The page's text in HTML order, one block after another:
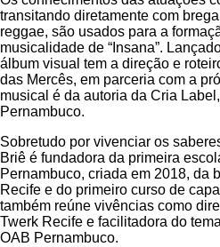
transitando diretamente com
reggae, são usados para a
musicalidade de “Insana”.
álbum visual tem a direção e
das Mercês, em parceria com a
musical é da autoria da Cria
Pernambuco.
Sobretudo por vivenciar os
Briê é fundadora da primeira
Pernambuco, criada em 2018, da
Recife e do primeiro curso de
também reúne vivências como
Twerk Recife e facilitadora do
OAB Pernambuco.